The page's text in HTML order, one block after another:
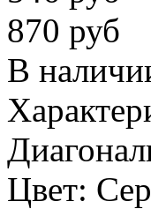
870 руб
В
Цвет: